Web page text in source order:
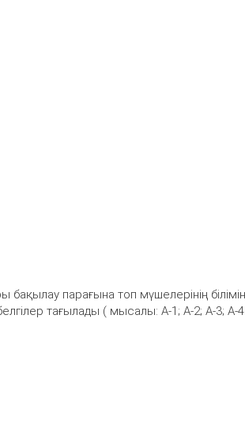
парағына топ мүшелерінің білімін
тағылады ( мысалы: А-1; А-2; А-3; А-